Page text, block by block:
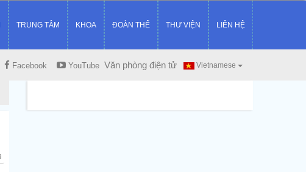
TRUNG TÂM KHOA ĐOÀN THỂ THƯ VIỆN LIÊN HỆ
Vietnamese
Facebook YouTube Văn phòng điện tử